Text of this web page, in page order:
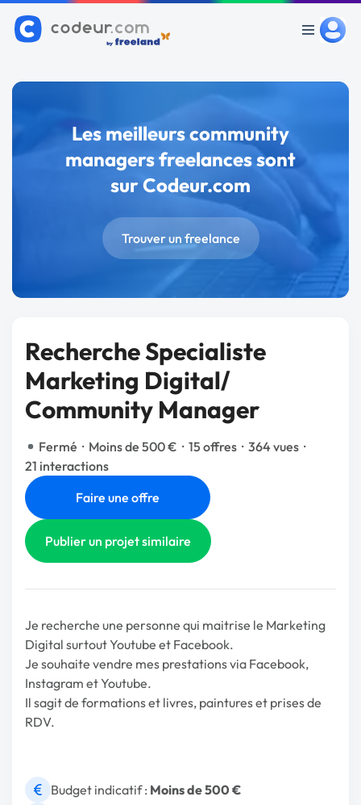
Les meilleurs community
managers freelances sont
sur Codeur.com
Trouver un freelance
Recherche Specialiste
Marketing Digital/
Community Manager
Fermé · Moins de 500 € · 15 offres · 364 vues ·
21 interactions
Faire une offre
Publier un projet similaire
Je recherche une personne qui maitrise le Marketing
Digital surtout Youtube et Facebook.
Je souhaite vendre mes prestations via Facebook,
Instagram et Youtube.
Il sagit de formations et livres, paintures et prises de
RDV.
Budget indicatif : Moins de 500 €